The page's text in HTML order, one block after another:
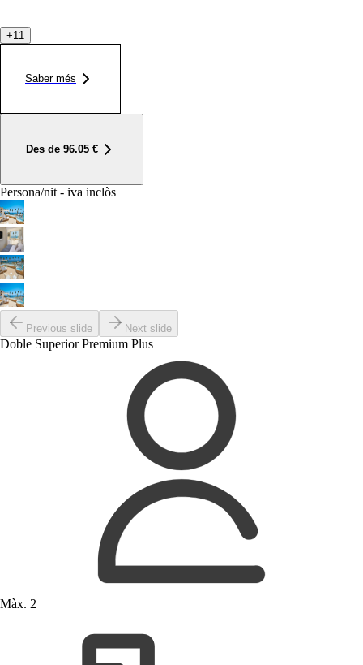
+11
Saber més
Des de 96.05 €
Persona/nit - iva inclòs
Previous slide Next slide
Doble Superior Premium Plus
Màx. 2